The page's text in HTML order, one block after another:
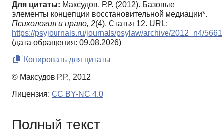
Для цитаты: Максудов, Р.Р. (2012). Базовые
элементы концепции восстановительной медиации*.
Психология и право, 2(4), Статья 12. URL:
https://psyjournals.ru/journals/psylaw/archive/2012_n4/
(дата обращения: 09.08.2026)
Копировать для цитаты
© Максудов Р.Р., 2012
Лицензия: CC BY-NC 4.0
Полный текст